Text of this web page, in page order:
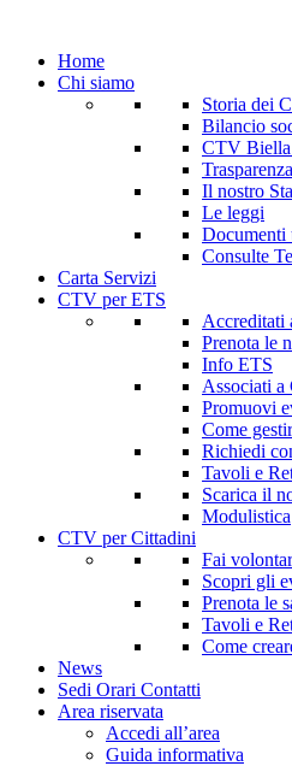
Home
Chi siamo
Storia dei
Bilancio
CTV
Il nostro
Le leggi
Documenti
Consulte
Carta Servizi
CTV per ETS
Accreditati
Prenota le
Info ETS
Associati
Promuovi
Come
Richiedi
Tavoli e
Scarica il
Modulistica
CTV per Cittadini
Fai
Scopri gli
Prenota le
Tavoli e
Come
News
Sedi Orari Contatti
Area riservata
Accedi all’area
Guida informativa